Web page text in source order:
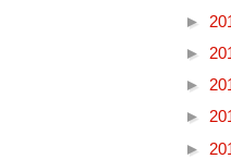
►
►
►
►
►